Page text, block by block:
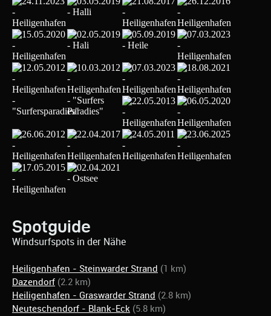
Spotguide
Windsurfspots in der Nähe
Heiligenhafen - Steinwarder Strand (1 km)
Dazendorf (2.2 km)
Heiligenhafen - Graswarder Strand (2.8 km)
Neuteschendorf - Blank-Eck (5.8 km)